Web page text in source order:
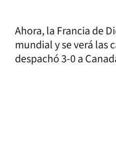
Ahora, la Francia de
mundial y se verá las
despachó 3-0 a